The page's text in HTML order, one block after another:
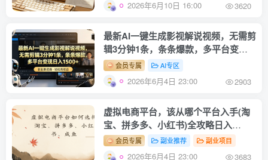
2026年6月10日 16:00 3620
最新AI一键生成影视解说视频，无需剪
辑3分钟1条，条条爆款，多平台变现
日入1500+
会员专属 AI专区
2026年6月4日 23:00 2903
虚拟电商平台，该从哪个平台入手(淘
宝、拼多多、小红书)全攻略日入
1000！
会员专属 副业推荐 副业项目
2026年6月4日 23:00 3683